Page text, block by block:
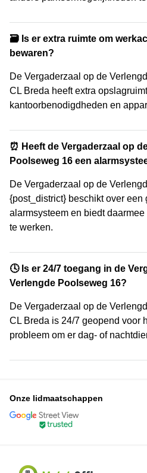
🗃️ Is er extra ruimte om
bewaren?
De Vergaderzaal op de
CL Breda heeft extra
kantoorbenodigdheden en
⏰ Heeft de Vergaderzaal op
Poolseweg 16 een
De Vergaderzaal op de
{post_district} beschikt over een
alarmsysteem en biedt
te werken.
🕓 Is er 24/7 toegang in de
Verlengde Poolseweg 16?
De Vergaderzaal op de
CL Breda is 24/7 geopend voor
probleem om er dag- of
Onze lidmaatschappen